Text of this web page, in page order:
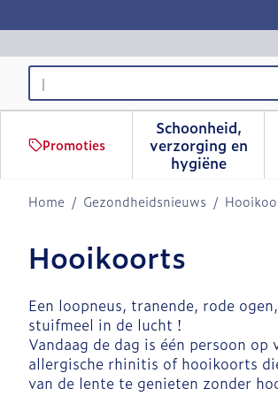
Product, merk, categorie...
Promoties
Schoonheid,
verzorging en
hygiëne
Toon
Home / Gezondheidsnieuws /
Hooikoorts
Een loopneus, tranende, rode
stuifmeel in de lucht !
Vandaag de dag is één persoon
allergische rhinitis of hooikoorts
van de lente te genieten zonder